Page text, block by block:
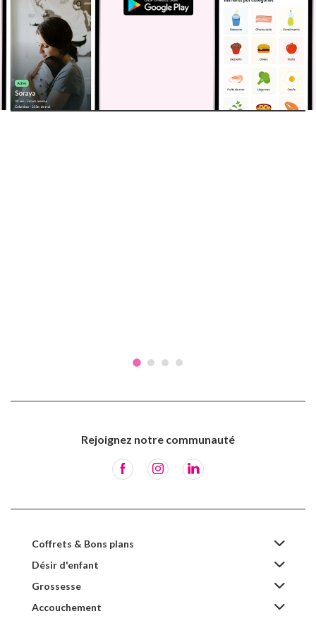
Rejoignez notre communauté
Coffrets & Bons plans
Désir d'enfant
Grossesse
Accouchement